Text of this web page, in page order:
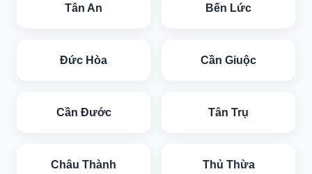
Tân An Bến Lức
Đức Hòa Cần Giuộc
Cần Đước Tân Trụ
Châu Thành Thủ Thừa